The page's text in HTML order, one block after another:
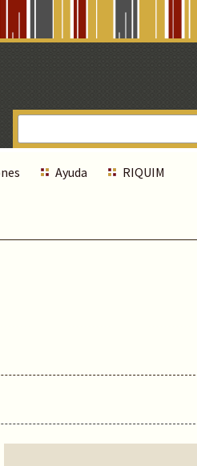
Ayuda RIQUIM